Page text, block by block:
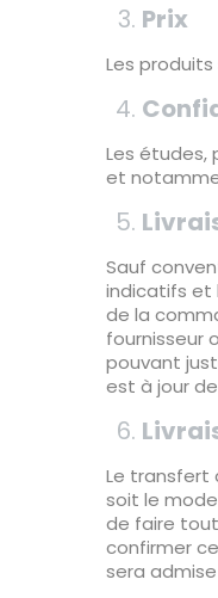
Prix
Les
Les études,
et
Sauf
indicatifs et
de la
fournisseur
pouvant
est à jour
Le transfert
soit le
de faire
confirmer
sera